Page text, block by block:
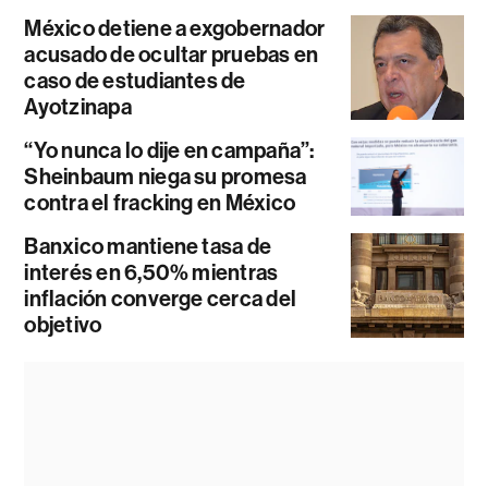
México detiene a exgobernador
acusado de ocultar pruebas en
caso de estudiantes de
Ayotzinapa
“Yo nunca lo dije en campaña”:
Sheinbaum niega su promesa
contra el fracking en México
Banxico mantiene tasa de
interés en 6,50% mientras
inflación converge cerca del
objetivo